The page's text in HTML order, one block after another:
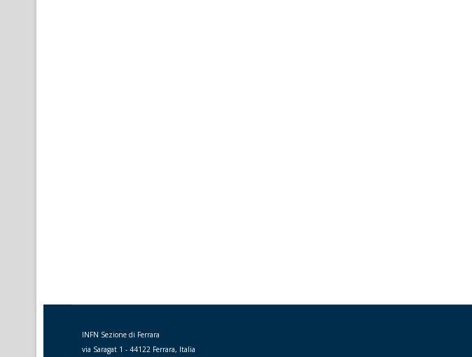
INFN Sezione di Ferrara
via Saragat 1 - 44122 Ferrara, Italia